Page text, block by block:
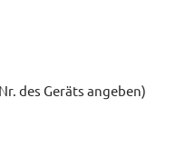
des Geräts angeben)